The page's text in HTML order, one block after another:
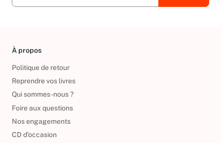
À propos
Politique de retour
Reprendre vos livres
Qui sommes-nous ?
Foire aux questions
Nos engagements
CD d'occasion